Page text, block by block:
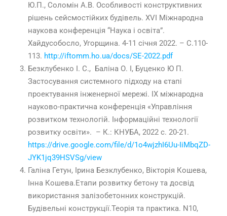
Ю.П., Соломін А.В. Особливості конструктивних
рішень сейсмостійких будівель. XVI Міжнародна
наукова конференція “Наука і освіта”.
Хайдусобосло, Угорщина. 4-11 січня 2022. – C.110-
113. http://iftomm.ho.ua/docs/SE-2022.pdf
Безклубенко І. С., Баліна О. І, Буценко Ю П.
Застосування системного підходу на єтапі
проектування інженерної мережі. IX міжнародна
науково-практична конференція «Управління
розвитком технологій. Інформаційні технології
розвитку освіти». – К.: КНУБА, 2022 с. 20-21 .
https://drive.google.com/file/d/1o4wjzhI6Uu-IiMbqZD-
JYK1jq39HSVSg/view
Галіна Гетун, Ірина Безклубенко, Вікторія Кошева,
Інна Кошева.Етапи розвитку бетону та досвід
використання залізобетонних конструкцій.
Будівельні конструкції.Теорія та практика. N10,